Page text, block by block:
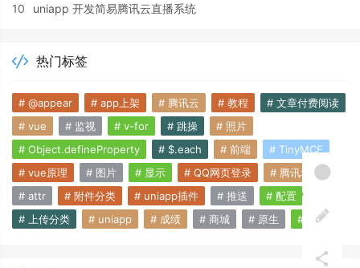
10 uniapp 开发简易腾讯云直播系统
热门标签
# @appear # app上架 # 腾讯云 # 教程
# 文章付费阅读
# vue
# 监视 # v-for # 跳操
# 照片
# Object.defineProperty
# $.each # 前端
# TinyMCE
# vue原理
# 图片 # 显示 # QQ网页登录
# 腾讯地图
# attr
# 附件分类 # uniapp插件 # 推送
# 配置
# 上传分类
# uniapp # 成绩 # 商城 # 原生 # 附件